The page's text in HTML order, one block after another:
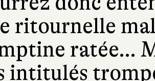
ritournelle
ratée…
intitulés